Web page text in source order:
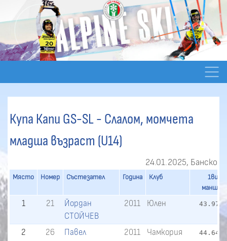
Купа Капи GS-SL - Слалом, момчета
младша възраст (U14)
24.01.2025, Банско
Място Номер Състезател Година Клуб
1ви
манш
1 21
Йордан
СТОЙЧЕВ
2011 Юлен 43.97
2 26
Павел
2011 Чамкория 44.64